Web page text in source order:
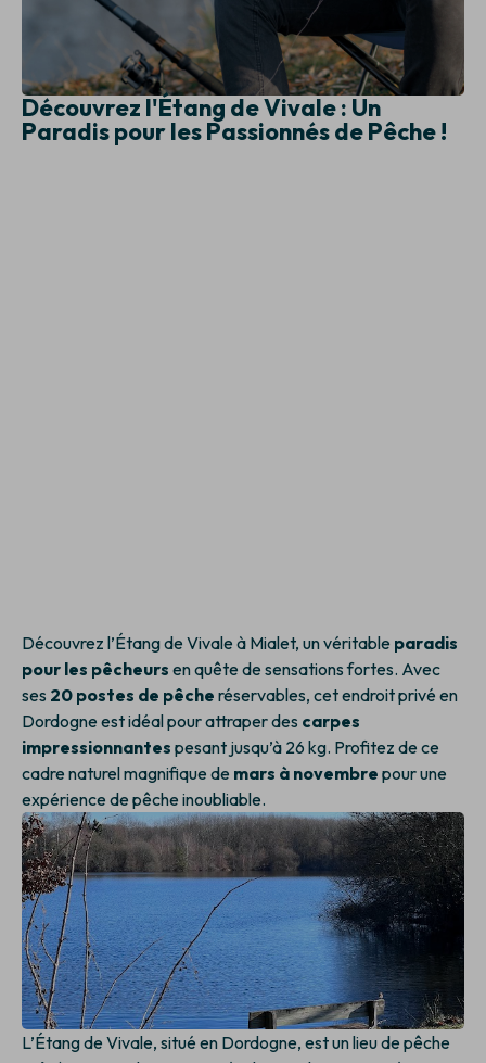
Découvrez l'Étang de Vivale : Un
Paradis pour les Passionnés de Pêche !
Découvrez l’Étang de Vivale à Mialet, un véritable paradis
pour les pêcheurs en quête de sensations fortes. Avec
ses 20 postes de pêche réservables, cet endroit privé en
Dordogne est idéal pour attraper des carpes
impressionnantes pesant jusqu’à 26 kg. Profitez de ce
cadre naturel magnifique de mars à novembre pour une
expérience de pêche inoubliable.
L’Étang de Vivale, situé en Dordogne, est un lieu de pêche